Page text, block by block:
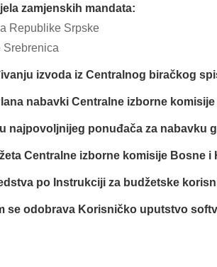
zamjenskih mandata:
Republike Srpske
Srebrenica
izvoda iz Centralnog biračkog
nabavki Centralne izborne
najpovoljnijeg ponuđača za nabavku
Centralne izborne komisije Bosne i
po Instrukciji za budžetske
se odobrava Korisničko uputstvo